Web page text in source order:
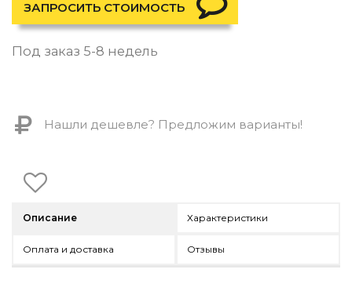
Контемпорари
Производство архитектурного и декоративного
Мебель
Столы и столики
Комоды и тумбы
Полки и стеллажи
Консоли
Мебель для HoReCa
ЗАПРОСИТЬ СТОИМОСТЬ
Под заказ 5-8 недель
Нашли дешевле? Предложим варианты!
Описание Характеристики
Оплата и доставка Отзывы